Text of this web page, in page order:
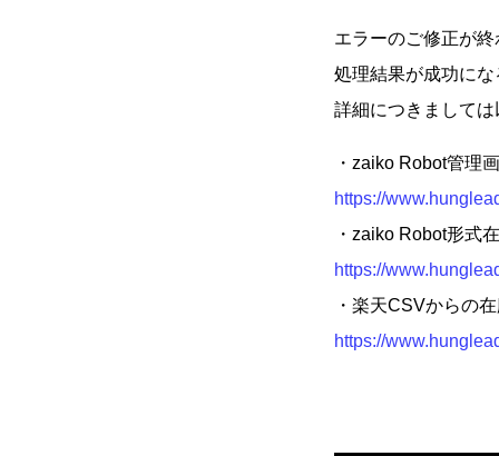
エラーのご修正が
処理結果が成功に
詳細につきまして
・zaiko Robot管理
https://
・zaiko Robot形式
https://
・楽天CSVからの
https://